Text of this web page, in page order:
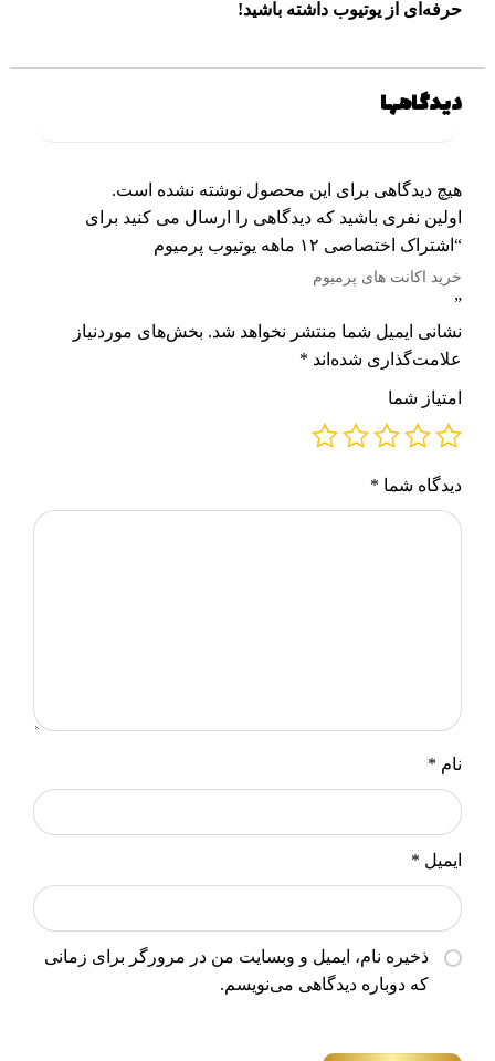
حرفه‌ای از یوتیوب داشته باشید!
دیدگاهها
هیچ دیدگاهی برای این محصول نوشته نشده است.
اولین نفری باشید که دیدگاهی را ارسال می کنید برای
“اشتراک اختصاصی ۱۲ ماهه یوتیوب پرمیوم
خرید اکانت های پرمیوم
”
نشانی ایمیل شما منتشر نخواهد شد. بخش‌های موردنیاز
علامت‌گذاری شده‌اند *
امتیاز شما
دیدگاه شما *
نام *
ایمیل *
ذخیره نام، ایمیل و وبسایت من در مرورگر برای زمانی
که دوباره دیدگاهی می‌نویسم.